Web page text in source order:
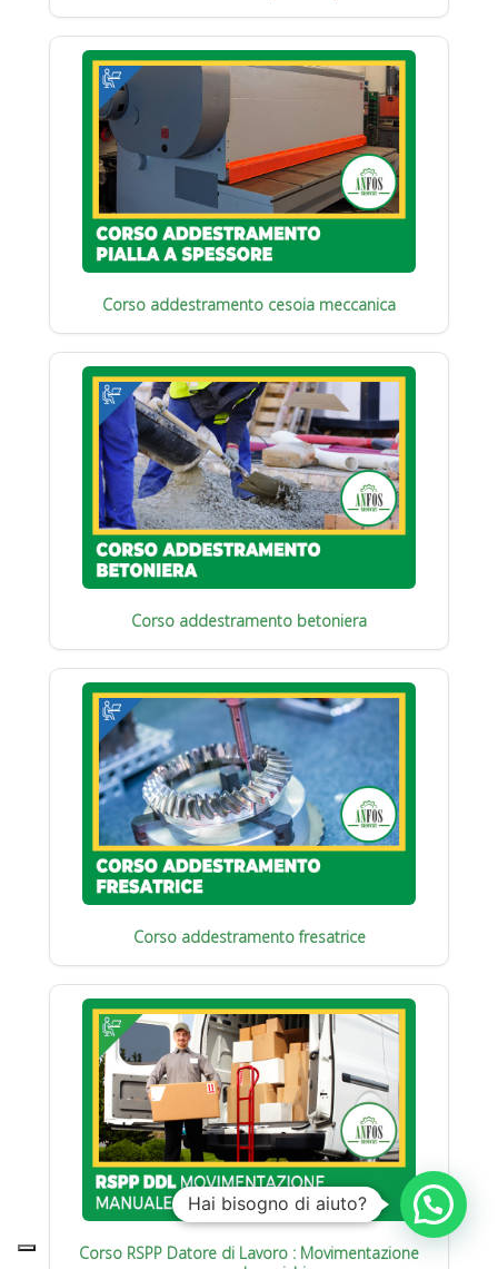
Corso addestramento cesoia meccanica
Corso addestramento betoniera
Corso addestramento fresatrice
Corso RSPP Datore di Lavoro : Movimentazione
Hai bisogno di aiuto?